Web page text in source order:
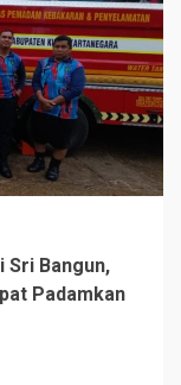
Sri Bangun,
Padamkan